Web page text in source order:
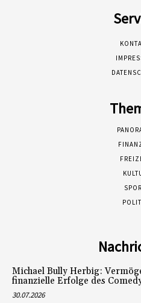
Michael Bully Herbig:
finanzielle Erfolge des
30.07.2026